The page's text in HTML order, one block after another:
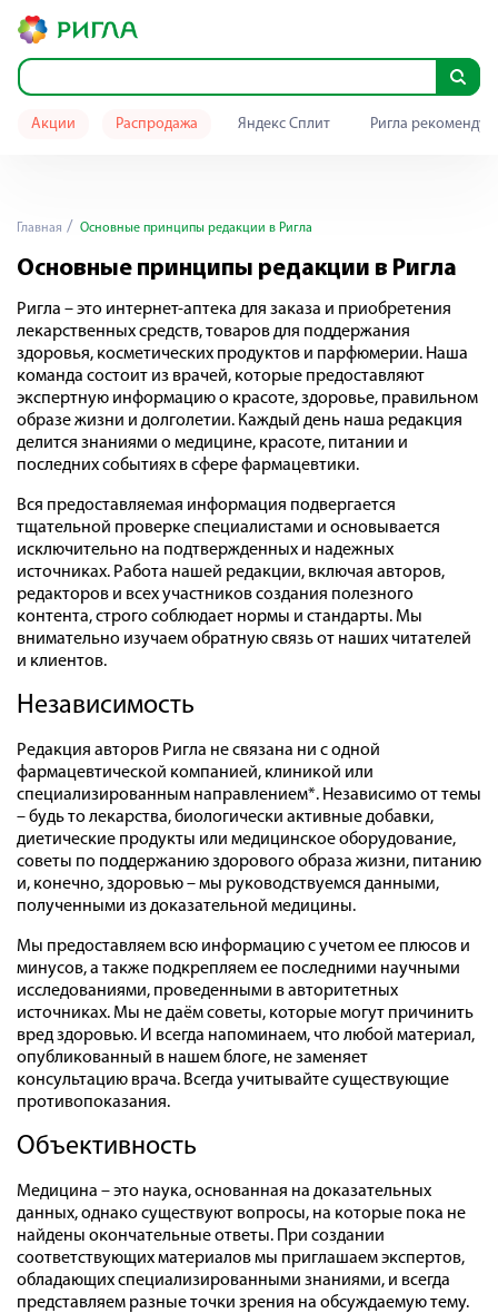
Акции Распродажа Яндекс Сплит Ригла
Главная Основные принципы редакции в Ригла
Основные принципы редакции в Ригла
Ригла – это интернет-аптека для заказа и приобретения
лекарственных средств, товаров для поддержания
здоровья, косметических продуктов и парфюмерии. Наша
команда состоит из врачей, которые предоставляют
экспертную информацию о красоте, здоровье, правильном
образе жизни и долголетии. Каждый день наша редакция
делится знаниями о медицине, красоте, питании и
последних событиях в сфере фармацевтики.
Вся предоставляемая информация подвергается
тщательной проверке специалистами и основывается
исключительно на подтвержденных и надежных
источниках. Работа нашей редакции, включая авторов,
редакторов и всех участников создания полезного
контента, строго соблюдает нормы и стандарты. Мы
внимательно изучаем обратную связь от наших читателей
и клиентов.
Независимость
Редакция авторов Ригла не связана ни с одной
фармацевтической компанией, клиникой или
специализированным направлением*. Независимо от темы
– будь то лекарства, биологически активные добавки,
диетические продукты или медицинское оборудование,
советы по поддержанию здорового образа жизни, питанию
и, конечно, здоровью – мы руководствуемся данными,
полученными из доказательной медицины.
Мы предоставляем всю информацию с учетом ее плюсов и
минусов, а также подкрепляем ее последними научными
исследованиями, проведенными в авторитетных
источниках. Мы не даём советы, которые могут причинить
вред здоровью. И всегда напоминаем, что любой материал,
опубликованный в нашем блоге, не заменяет
консультацию врача. Всегда учитывайте существующие
противопоказания.
Объективность
Медицина – это наука, основанная на доказательных
данных, однако существуют вопросы, на которые пока не
найдены окончательные ответы. При создании
соответствующих материалов мы приглашаем экспертов,
обладающих специализированными знаниями, и всегда
представляем разные точки зрения на обсуждаемую тему.